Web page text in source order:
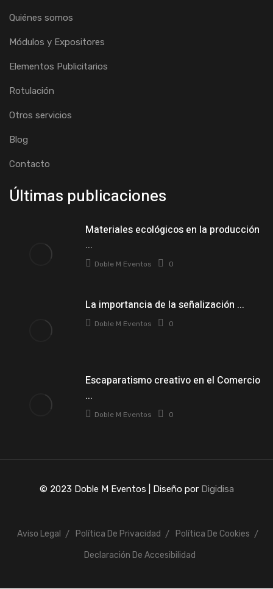
Quiénes somos
Módulos y Expositores
Elementos Publicitarios
Rotulación
Otros servicios
Blog
Contacto
Últimas publicaciones
Materiales ecológicos en la producción
...
Doble M Eventos 0
La importancia de la señalización ...
Doble M Eventos 0
Escaparatismo creativo en el Comercio
...
Doble M Eventos 0
© 2023 Doble M Eventos | Diseño por Digidisa
Aviso Legal Política De Privacidad Política De Cookies
Declaración De Accesibilidad